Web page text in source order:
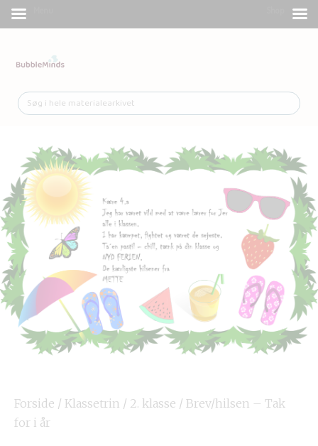
Forside / Klassetrin / 2. klasse / Brev/hilsen – Tak
for i år